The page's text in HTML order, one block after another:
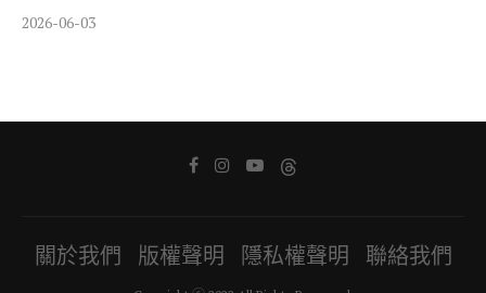
2026-06-03
關於我們 版權聲明 隱私權聲明 聯絡我們